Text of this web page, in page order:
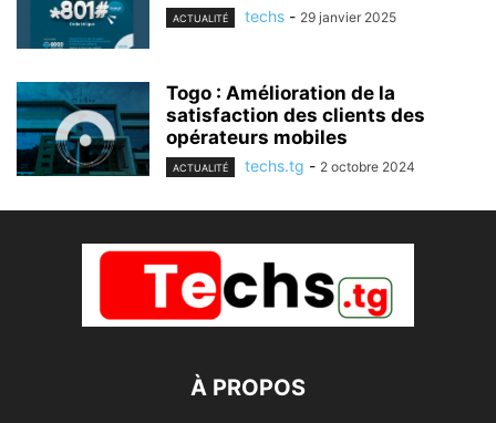
ACTUALITÉ techs - 29 janvier 2025
Togo : Amélioration de la
satisfaction des clients des
opérateurs mobiles
ACTUALITÉ techs.tg - 2 octobre 2024
À PROPOS